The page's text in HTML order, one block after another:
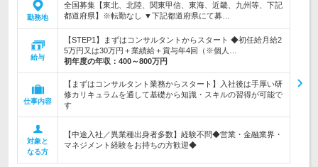
勤務地
全国募集【東北、北陸、関東甲信、東海、近畿、九州等、下記
都道府県】※転勤なし ▼下記都道府県にて募…
給与
【STEP1】まずはコンサルタントからスタート ◆初任給月給2
5万円又は30万円＋業績給＋賞与年4回（※個人…
初年度の年収： 400～800万円
仕事内容
【まずはコンサルタント業務からスタート】入社後は手厚い研
修カリキュラムを通して基礎から知識・スキルの習得が可能で
す
対象と
なる方
【中途入社／異業種出身者多数】経験不問◆営業・金融業界・
マネジメント経験をお持ちの方歓迎◆